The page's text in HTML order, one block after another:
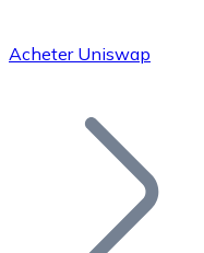
Bitcoin
Acheter Uniswap